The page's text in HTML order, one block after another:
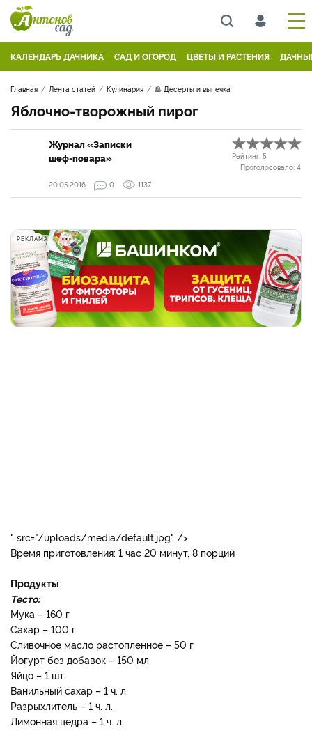
КАЛЕНДАРЬ ДАЧНИКА САД И ОГОРОД ЦВЕТЫ И РАСТЕНИЯ
Главная Лента статей Кулинария 🥞 Десерты и выпечка
Яблочно-творожный пирог
Журнал «Записки
шеф-повара»
Рейтинг: 5
Проголосовало: 4
20.05.2016
0 1137
РЕКЛАМА
" src="/uploads/media/default.jpg" />
Время приготовления: 1 час 20 минут, 8 порций
Продукты
Тесто:
Мука – 160 г
Сахар – 100 г
Сливочное масло растопленное – 50 г
Йогурт без добавок – 150 мл
Яйцо – 1 шт.
Ванильный сахар – 1 ч. л.
Разрыхлитель – 1 ч. л.
Лимонная цедра – 1 ч. л.